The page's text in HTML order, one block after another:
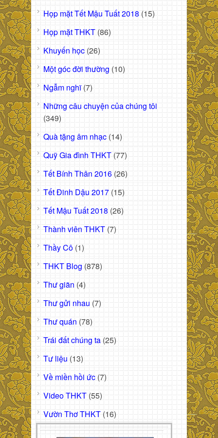
Họp mặt Tết Mậu Tuất 2018 (15)
Họp mặt THKT (86)
Khuyến học (26)
Một góc đời thường (10)
Ngẫm nghĩ(7)
Những câu chuyện của chúng tôi
(349)
Quà tặng âm nhạc (14)
Quỹ Gia đình THKT (77)
Tết Bính Thân 2016 (26)
Tết Đinh Dậu 2017 (15)
Tết Mậu Tuất 2018 (26)
Thành viên THKT (7)
Thầy Cô (1)
THKT Blog (878)
Thư giãn (4)
Thư gửi nhau (7)
Thư quán (78)
Trái đất chúng ta (25)
Tư liệu (13)
Về miền hồi ức (7)
Video THKT (55)
Vườn Thơ THKT (16)